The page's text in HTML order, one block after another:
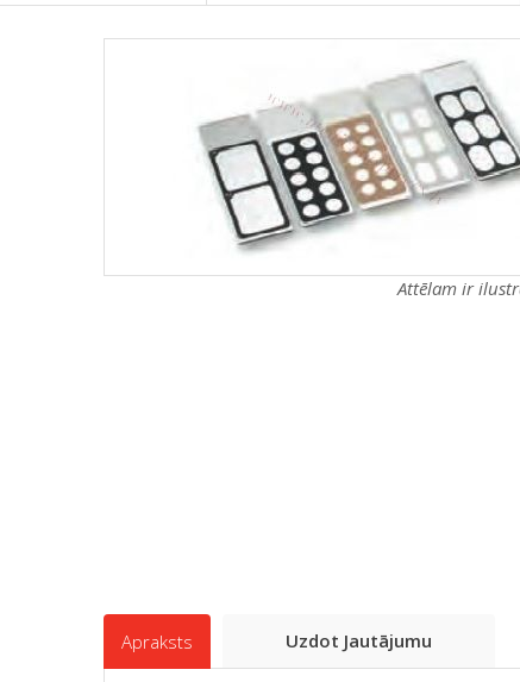
Attēlam ir
Apraksts Uzdot Jautājumu